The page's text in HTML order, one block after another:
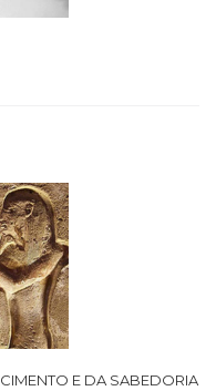
E DA SABEDORIA